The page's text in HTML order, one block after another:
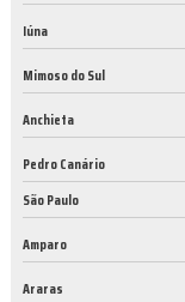
Iúna
Mimoso do Sul
Anchieta
Pedro Canário
São Paulo
Amparo
Araras